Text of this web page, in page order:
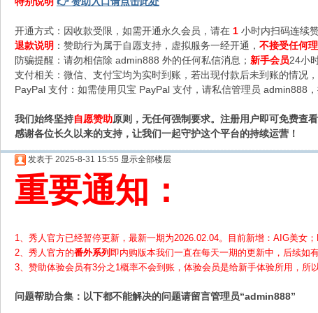
开通方式：因收款受限，如需开通永久会员，请在 1 小时内扫码连续
退款说明 ：赞助行为属于自愿支持，虚拟服务一经开通， 不接受任何
防骗提醒：请勿相信除 admin888 外的任何私信消息； 新手会员24小
支付相关：微信、支付宝均为实时到账，若出现付款后未到账的情况
PayPal 支付：如需使用贝宝 PayPal 支付，请私信管理员 admin888
我们始终坚持自愿赞助原则，无任何强制要求。注册用户即可免费查
感谢各位长久以来的支持，让我们一起守护这个平台的持续运营！
发表于 2025-8-31 15:55 显示全部楼层
重要通知：
1、秀人官方已经暂停更新，最新一期为2026.02.04。目前新增：AIG美女
2、 秀人官方的番外系列 即内购版本我们一直在每天一期的更新中，后续如
3、赞助体验会员有3分之1概率不会到账，体验会员是给新手体验所用，所
问题帮助合集 ：以下都不能解决的问题请留言管理员“admin888”